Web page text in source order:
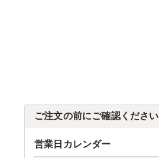
ご注文の前にご確認ください
営業日カレンダー